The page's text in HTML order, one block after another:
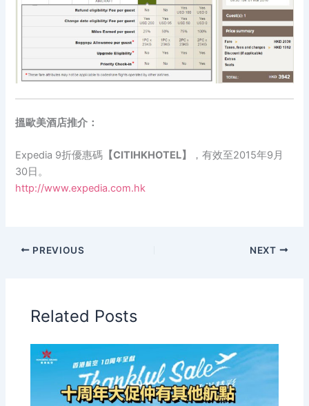
搵歐美酒店推介：
Expedia 9折優惠碼 【CITIHKHOTEL】
，有效至2015年9月
30日。
http://www.expedia.com.hk
PREVIOUS NEXT
Related Posts